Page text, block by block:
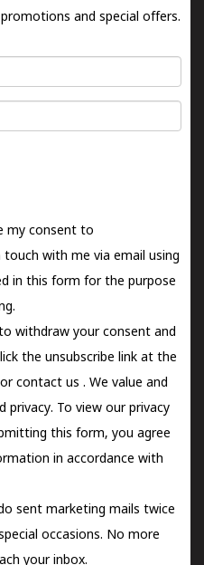
and special offers.
my consent to
with me via email using
in this form for the purpose
withdraw your consent and
the unsubscribe link at the
contact us . We value and
privacy. To view our privacy
this form, you agree
in accordance with
sent marketing mails twice
occasions. No more
your inbox.